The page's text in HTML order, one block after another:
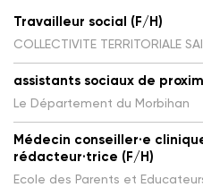
Travailleur social (F/H)
COLLECTIVITE TERRITORIALE
assistants sociaux de
Le Département du Morbihan
Médecin conseiller·e
rédacteur·trice (F/H)
Ecole des Parents et